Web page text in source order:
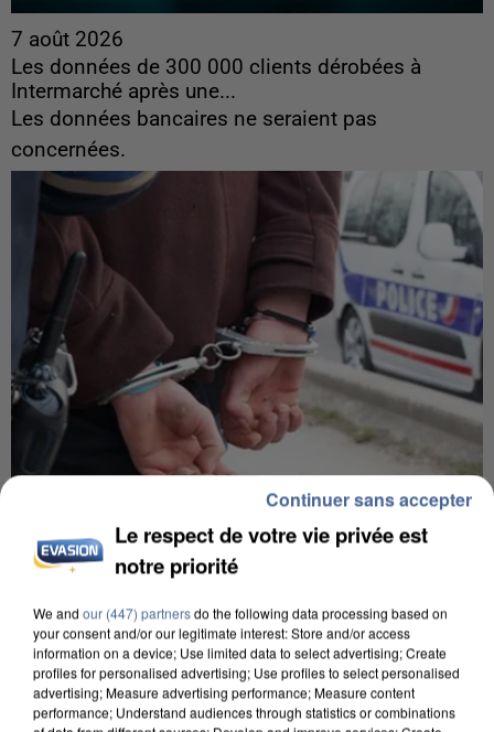
7 août 2026
Les données de 300 000 clients dérobées à
Intermarché après une...
Les données bancaires ne seraient pas
concernées.
7 août 2026
Un second cadre de la DZ Mafia interpellé en
Algérie
Un cofondateur du réseau avait été interpellé
quelques jours plus tôt.
Le respect de votre vie privée est
notre priorité
We and our (447) partnersdo the following data processing based on
your consent and/or our legitimate interest: Store and/or access
information on a device; Use limited data to select advertising; Create
profiles for personalised advertising; Use profiles to select personalised
advertising; Measure advertising performance; Measure content
performance; Understand audiences through statistics or combinations
Continuer sans accepter